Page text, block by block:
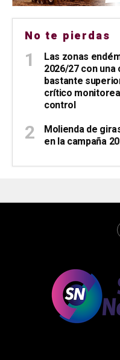
No te pierdas
Las zonas
2026/27 con
bastante
crítico
control
Molienda de
en la campaña